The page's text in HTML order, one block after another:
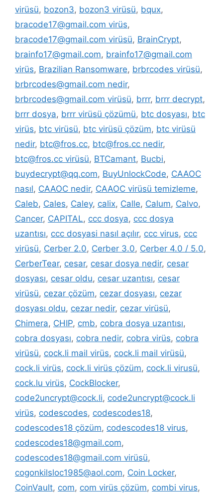
virüsü, bozon3, bozon3 virüsü, bqux,
bracode17@gmail.com virüs,
bracode17@gmail.com virüsü, BrainCrypt,
brainfo17@gmail.com, brainfo17@gmail.com
virüs, Brazilian Ransomware, brbrcodes virüsü,
brbrcodes@gmail.com nedir,
brbrcodes@gmail.com virüsü, brrr, brrr decrypt,
brrr dosya, brrr virüsü çözümü, btc dosyası, btc
virüs, btc virüsü, btc virüsü çözüm, btc virüsü
nedir, btc@fros.cc, btc@fros.cc nedir,
btc@fros.cc virüsü, BTCamant, Bucbi,
buydecrypt@qq.com, BuyUnlockCode, CAAOC
nasıl, CAAOC nedir, CAAOC virüsü temizleme,
Caleb, Cales, Caley, calix, Calle, Calum, Calvo,
Cancer, CAPITAL, ccc dosya, ccc dosya
uzantısı, ccc dosyasi nasıl açılır, ccc virus, ccc
virüsü, Cerber 2.0, Cerber 3.0, Cerber 4.0 / 5.0,
CerberTear, cesar, cesar dosya nedir, cesar
dosyası, cesar oldu, cesar uzantısı, cesar
virüsü, cezar çözüm, cezar dosyası, cezar
dosyası oldu, cezar nedir, cezar virüsü,
Chimera, CHIP, cmb, cobra dosya uzantısı,
cobra dosyası, cobra nedir, cobra virüs, cobra
virüsü, cock.li mail virüs, cock.li mail virüsü,
cock.li virüs, cock.li virüs çözüm, cock.li virusü,
cock.lu virüs, CockBlocker,
code2uncrypt@cock.li, code2uncrypt@cock.li
virüs, codescodes, codescodes18,
codescodes18 çözüm, codescodes18 virus,
codescodes18@gmail.com,
codescodes18@gmail.com virüsü,
cogonkilsloc1985@aol.com, Coin Locker,
CoinVault, com, com virüs çözüm, combi virus,